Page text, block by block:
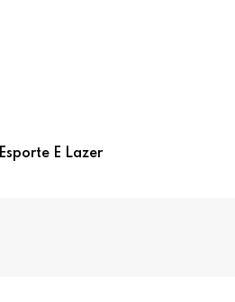
Esporte E Lazer